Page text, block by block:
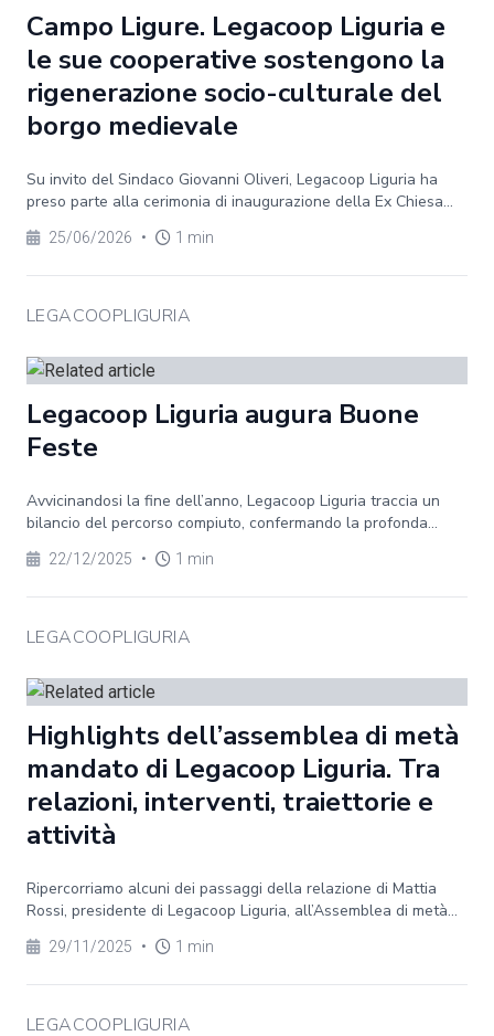
Campo Ligure. Legacoop Liguria e
le sue cooperative sostengono la
rigenerazione socio-culturale del
borgo medievale
Su invito del Sindaco Giovanni Oliveri, Legacoop Liguria ha
preso parte alla cerimonia di inaugurazione della Ex Chiesa...
25/06/2026 • 1 min
LEGACOOPLIGURIA
Legacoop Liguria augura Buone
Feste
Avvicinandosi la fine dell’anno, Legacoop Liguria traccia un
bilancio del percorso compiuto, confermando la profonda...
22/12/2025 • 1 min
LEGACOOPLIGURIA
Highlights dell’assemblea di metà
mandato di Legacoop Liguria. Tra
relazioni, interventi, traiettorie e
attività
Ripercorriamo alcuni dei passaggi della relazione di Mattia
Rossi, presidente di Legacoop Liguria, all’Assemblea di metà...
29/11/2025 • 1 min
LEGACOOPLIGURIA